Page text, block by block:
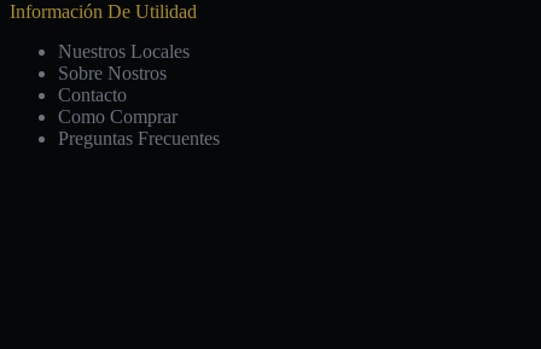
Información De Utilidad
Nuestros Locales
Sobre Nostros
Contacto
Como Comprar
Preguntas Frecuentes